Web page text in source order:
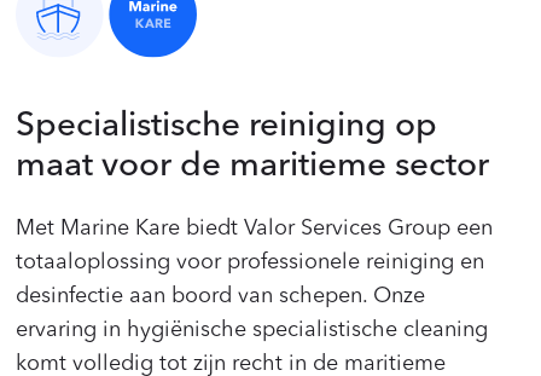
Specialistische reiniging op
maat voor de maritieme sector
Met Marine Kare biedt Valor Services Group een
totaaloplossing voor professionele reiniging en
desinfectie aan boord van schepen. Onze
ervaring in hygiënische specialistische cleaning
komt volledig tot zijn recht in de maritieme